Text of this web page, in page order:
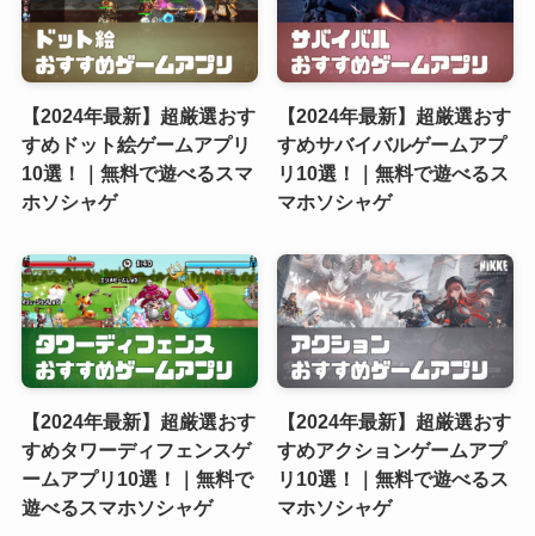
【2024年最新】超厳選おす
すめドット絵ゲームアプリ
10選！｜無料で遊べるスマ
ホソシャゲ
【2024年最新】超厳選おす
すめサバイバルゲームアプ
リ10選！｜無料で遊べるス
マホソシャゲ
【2024年最新】超厳選おす
すめタワーディフェンスゲ
ームアプリ10選！｜無料で
遊べるスマホソシャゲ
【2024年最新】超厳選おす
すめアクションゲームアプ
リ10選！｜無料で遊べるス
マホソシャゲ